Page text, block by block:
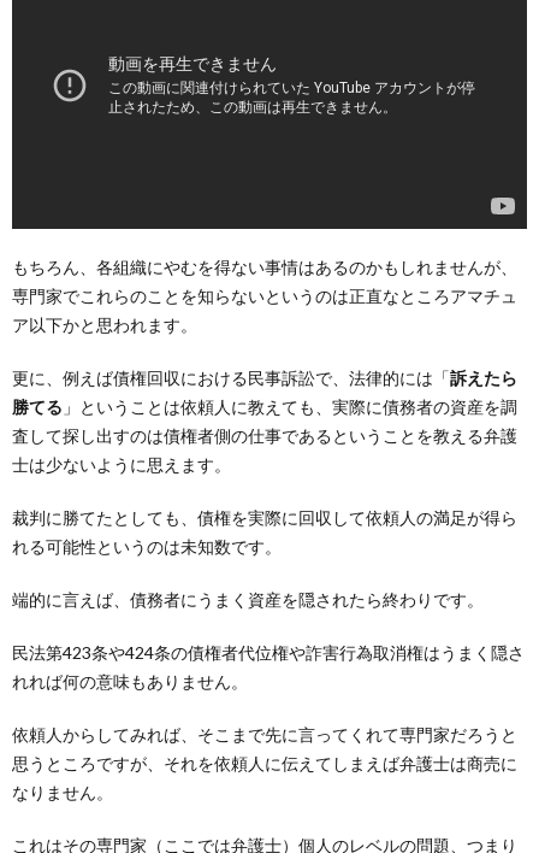
もちろん、各組織にやむを得ない事情はあるのかもしれませんが、
専門家でこれらのことを知らないというのは正直なところアマチュ
ア以下かと思われます。
更に、例えば債権回収における民事訴訟で、法律的には「訴えたら
勝てる 」ということは依頼人に教えても、実際に債務者の資産を調
査して探し出すのは債権者側の仕事であるということを教える弁護
士は少ないように思えます。
裁判に勝てたとしても、債権を実際に回収して依頼人の満足が得ら
れる可能性というのは未知数です。
端的に言えば、債務者にうまく資産を隠されたら終わりです。
民法第423条や424条の債権者代位権や詐害行為取消権はうまく隠さ
れれば何の意味もありません。
依頼人からしてみれば、そこまで先に言ってくれて専門家だろうと
思うところですが、それを依頼人に伝えてしまえば弁護士は商売に
なりません。
これはその専門家（ここでは弁護士）個人のレベルの問題、つまり